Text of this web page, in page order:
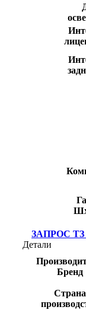
ЗАПРОС ТЗ
Детали
Бренд
Страна